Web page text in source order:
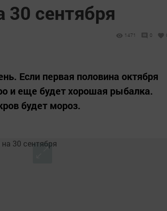
сентября
1471 0
Если первая половина октября
и еще будет хорошая рыбалка.
будет мороз.